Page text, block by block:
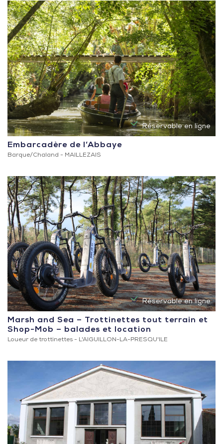
Réservable en ligne
Embarcadère de l’Abbaye
Barque/Chaland - MAILLEZAIS
Réservable en ligne
Marsh and Sea – Trottinettes tout terrain et
Shop-Mob – balades et location
Loueur de trottinettes - L'AIGUILLON-LA-PRESQU'ILE